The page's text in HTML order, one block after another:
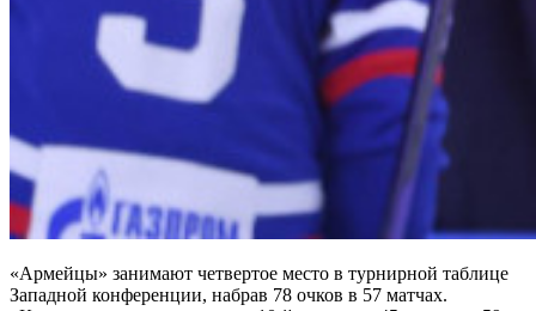
«Армейцы» занимают четвертое место в турнирной таблице
Западной конференции, набрав 78 очков в 57 матчах.